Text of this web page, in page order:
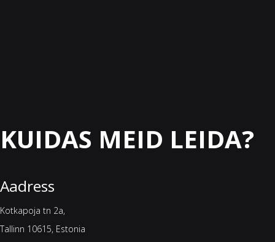
KUIDAS MEID LEIDA?
Aadress
Kotkapoja tn 2a,
Tallinn 10615, Estonia